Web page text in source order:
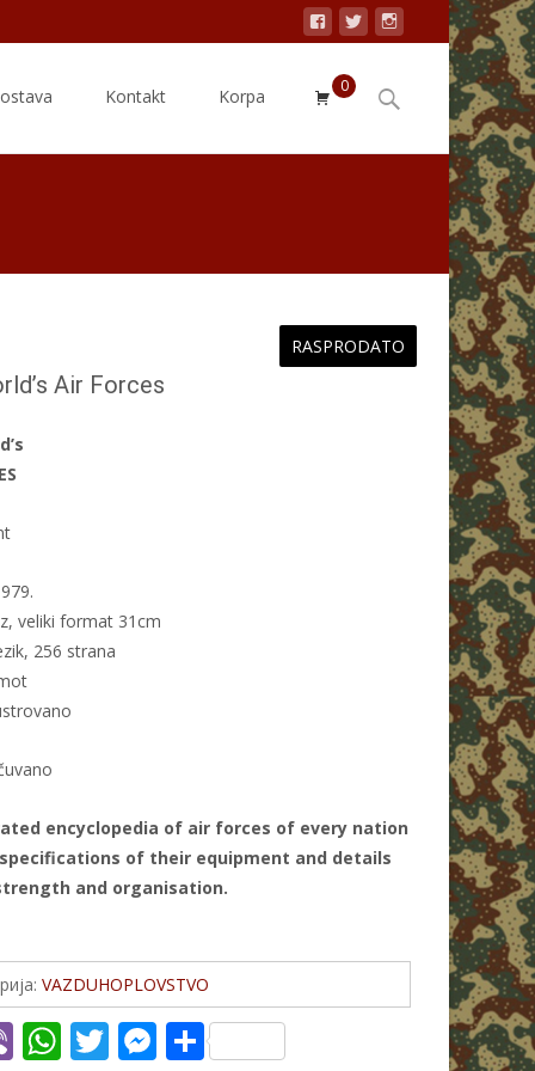
Kontakt Korpa 0
Search
RASPRODATO
Air Forces
veliki format 31cm
256 strana
encyclopedia of air forces of every nation
of their equipment and details
and organisation.
VAZDUHOPLOVSTVO
Vi W T M S